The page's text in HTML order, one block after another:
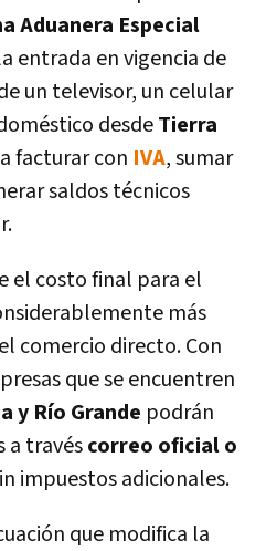
Aduanera Especial
entrada en vigencia de
un televisor, un celular
desdeTierra
facturar con IVA, sumar
saldos técnicos
el costo final para el
más
comercio directo. Con
que se encuentren
y Río Grande podrán
a travéscorreo oficial o
impuestos adicionales.
que modifica la